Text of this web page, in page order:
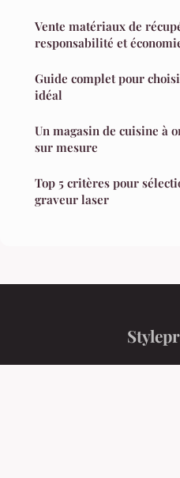
Vente matériaux de
responsabilité et
Guide complet pour
idéal
Un magasin de cuisine à
sur mesure
Top 5 critères pour
graveur laser